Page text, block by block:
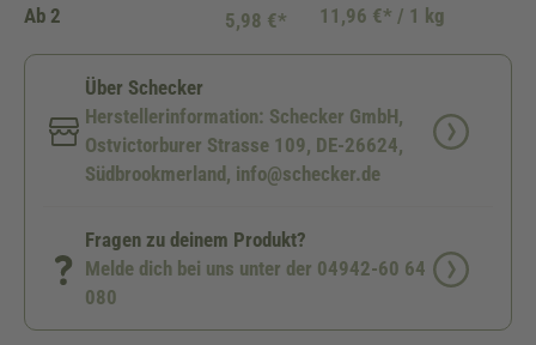
Ab 2 5,98 €* 11,96 €* / 1 kg
Über Schecker
Herstellerinformation: Schecker GmbH,
Ostvictorburer Strasse 109, DE-26624,
Südbrookmerland, info@schecker.de
Fragen zu deinem Produkt?
Melde dich bei uns unter der 04942-60 64
080